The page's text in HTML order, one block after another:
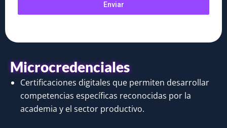
Enviar
Microcredenciales
Certificaciones digitales que permiten desarrollar
competencias específicas reconocidas por la
academia y el sector productivo.